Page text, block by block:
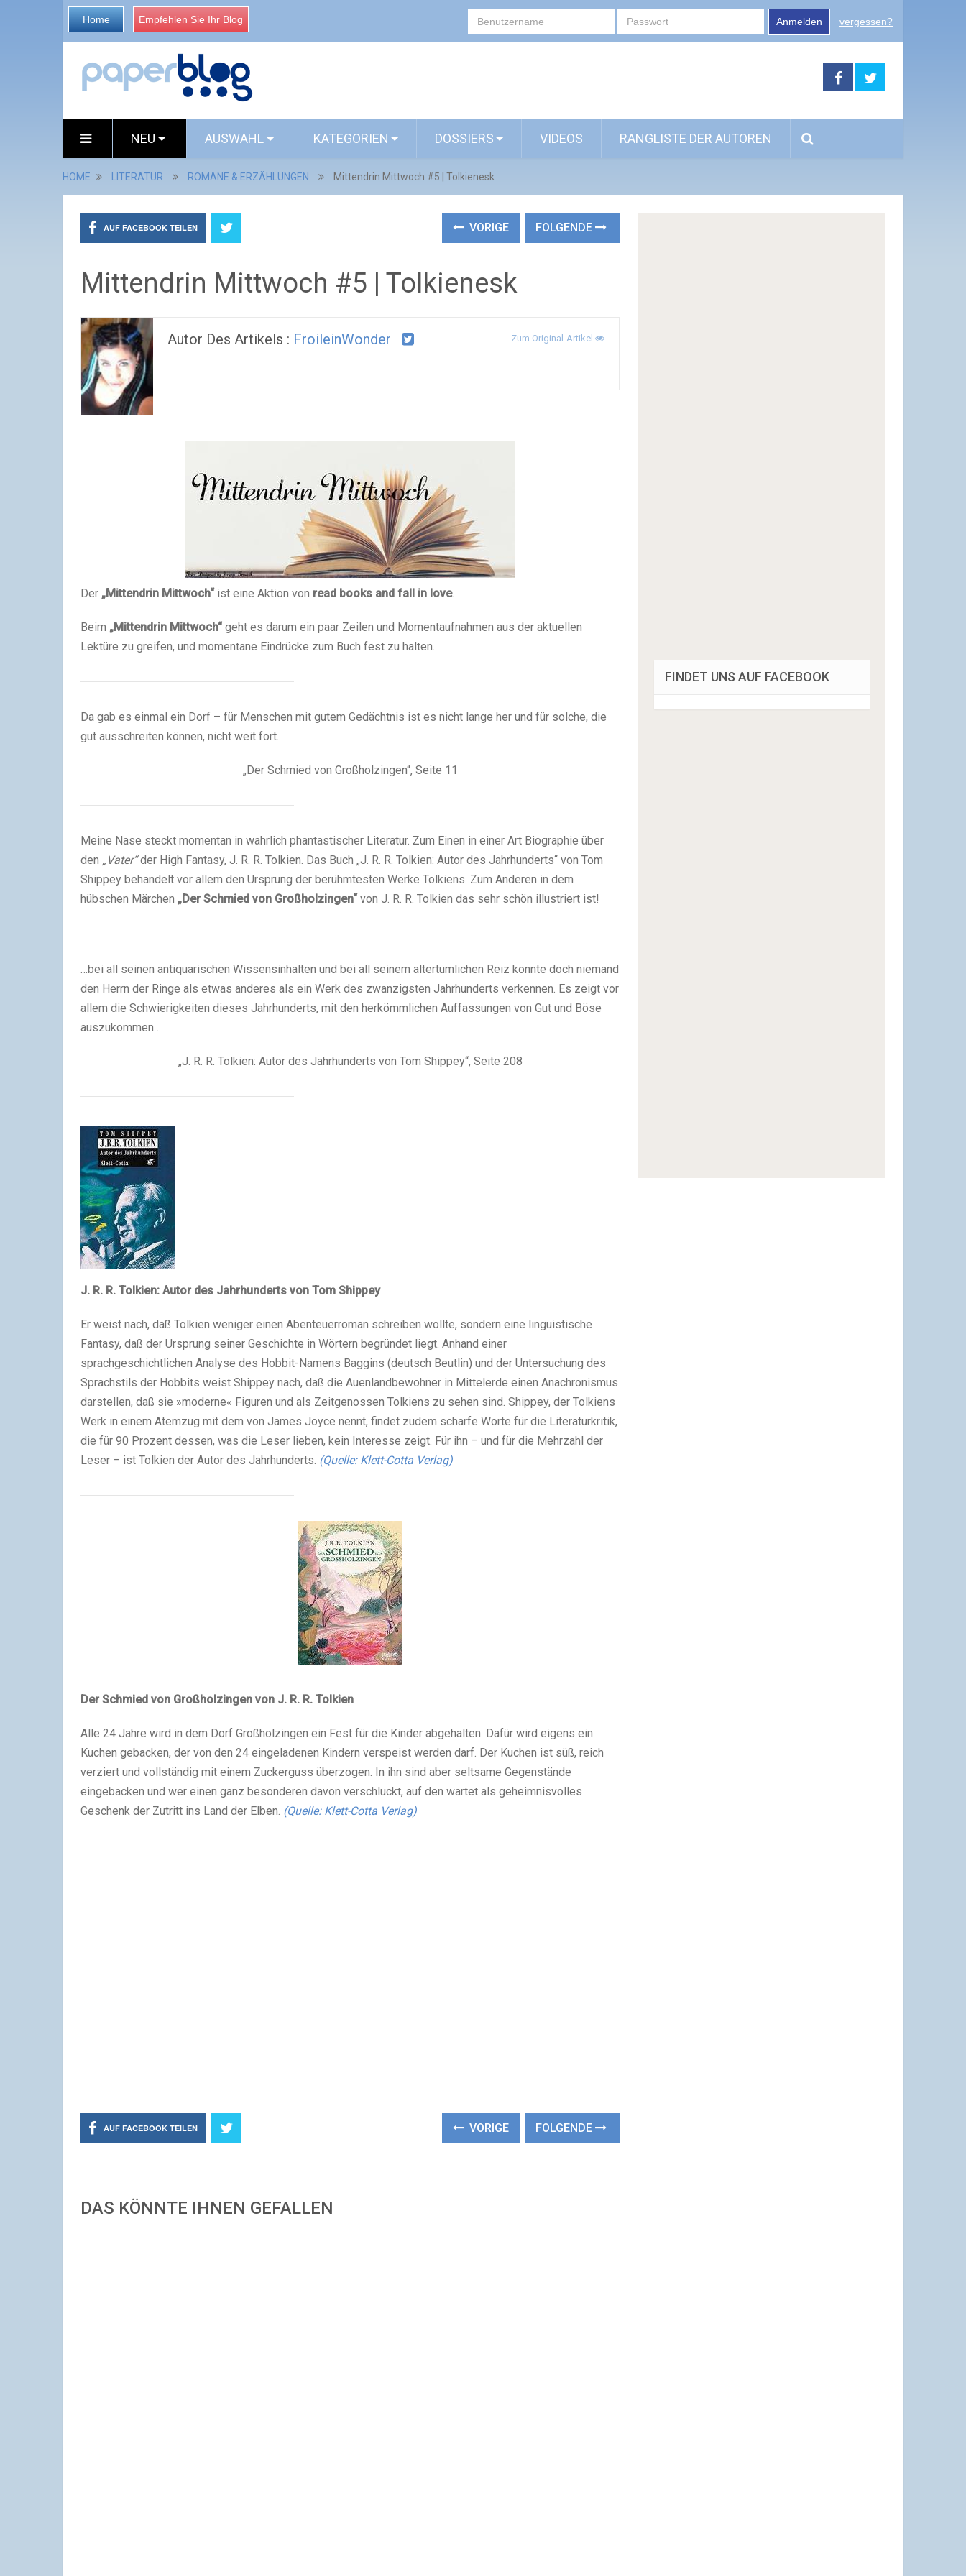
Home Empfehlen Sie Ihr Blog Anmelden vergessen?
NEU AUSWAHL KATEGORIEN DOSSIERS VIDEOS RANGLISTE DER AUTOREN
HOME LITERATUR ROMANE & ERZÄHLUNGEN Mittendrin Mittwoch #5 | Tolkienesk
AUF FACEBOOK TEILEN VORIGE FOLGENDE
Mittendrin Mittwoch #5 | Tolkienesk
Autor Des Artikels : FroileinWonder Zum Original-Artikel
Der „Mittendrin Mittwoch“ ist eine Aktion von read books and fall in love.
Beim „Mittendrin Mittwoch“geht es darum ein paar Zeilen und Momentaufnahmen aus der aktuellen
Lektüre zu greifen, und momentane Eindrücke zum Buch fest zu halten.
Da gab es einmal ein Dorf – für Menschen mit gutem Gedächtnis ist es nicht lange her und für solche, die
gut ausschreiten können, nicht weit fort.
„Der Schmied von Großholzingen“, Seite 11
Meine Nase steckt momentan in wahrlich phantastischer Literatur. Zum Einen in einer Art Biographie über
den „Vater“der High Fantasy, J. R. R. Tolkien. Das Buch „J. R. R. Tolkien: Autor des Jahrhunderts“ von Tom
Shippey behandelt vor allem den Ursprung der berühmtesten Werke Tolkiens. Zum Anderen in dem
hübschen Märchen „Der Schmied von Großholzingen“von J. R. R. Tolkien das sehr schön illustriert ist!
…bei all seinen antiquarischen Wissensinhalten und bei all seinem altertümlichen Reiz könnte doch niemand
den Herrn der Ringe als etwas anderes als ein Werk des zwanzigsten Jahrhunderts verkennen. Es zeigt vor
allem die Schwierigkeiten dieses Jahrhunderts, mit den herkömmlichen Auffassungen von Gut und Böse
auszukommen…
„J. R. R. Tolkien: Autor des Jahrhunderts von Tom Shippey“, Seite 208
J. R. R. Tolkien: Autor des Jahrhunderts von Tom Shippey
Er weist nach, daß Tolkien weniger einen Abenteuerroman schreiben wollte, sondern eine linguistische
Fantasy, daß der Ursprung seiner Geschichte in Wörtern begründet liegt. Anhand einer
sprachgeschichtlichen Analyse des Hobbit-Namens Baggins (deutsch Beutlin) und der Untersuchung des
Sprachstils der Hobbits weist Shippey nach, daß die Auenlandbewohner in Mittelerde einen Anachronismus
darstellen, daß sie »moderne« Figuren und als Zeitgenossen Tolkiens zu sehen sind. Shippey, der Tolkiens
Werk in einem Atemzug mit dem von James Joyce nennt, findet zudem scharfe Worte für die Literaturkritik,
die für 90 Prozent dessen, was die Leser lieben, kein Interesse zeigt. Für ihn – und für die Mehrzahl der
Leser – ist Tolkien der Autor des Jahrhunderts. (Quelle: Klett-Cotta Verlag)
Der Schmied von Großholzingen von J. R. R. Tolkien
Alle 24 Jahre wird in dem Dorf Großholzingen ein Fest für die Kinder abgehalten. Dafür wird eigens ein
Kuchen gebacken, der von den 24 eingeladenen Kindern verspeist werden darf. Der Kuchen ist süß, reich
verziert und vollständig mit einem Zuckerguss überzogen. In ihn sind aber seltsame Gegenstände
eingebacken und wer einen ganz besonderen davon verschluckt, auf den wartet als geheimnisvolles
Geschenk der Zutritt ins Land der Elben. (Quelle: Klett-Cotta Verlag)
AUF FACEBOOK TEILEN VORIGE FOLGENDE
DAS KÖNNTE IHNEN GEFALLEN
FINDET UNS AUF FACEBOOK